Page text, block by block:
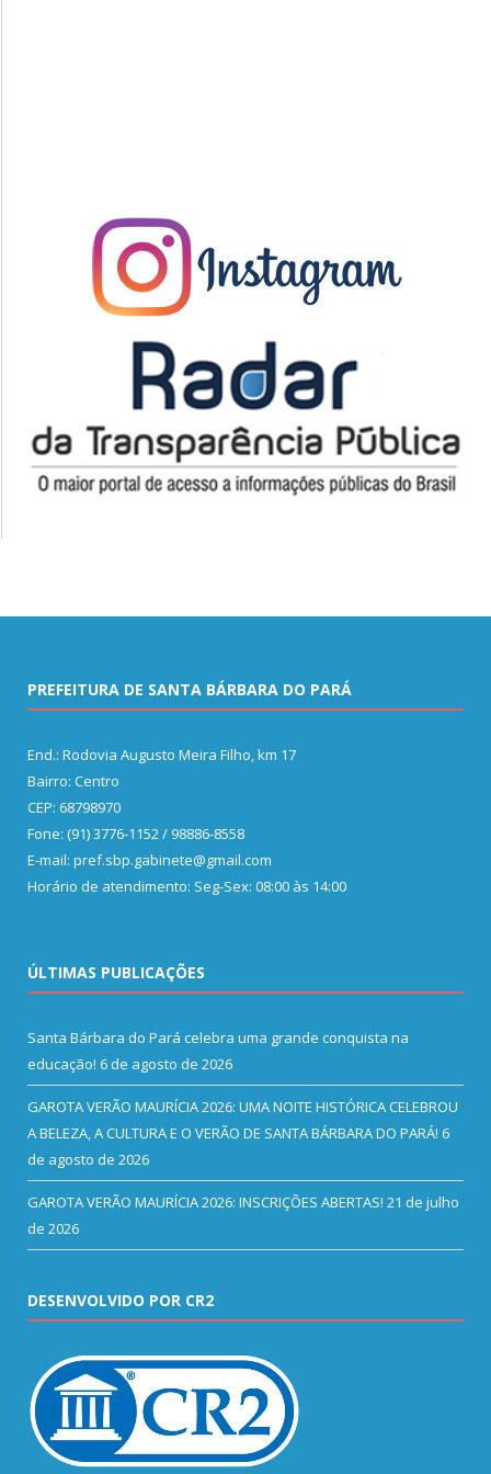
PREFEITURA DE SANTA BÁRBARA DO PARÁ
End.: Rodovia Augusto Meira Filho, km 17
Bairro: Centro
CEP: 68798970
Fone: (91) 3776-1152 / 98886-8558
E-mail: pref.sbp.gabinete@gmail.com
Horário de atendimento: Seg-Sex: 08:00 às 14:00
ÚLTIMAS PUBLICAÇÕES
Santa Bárbara do Pará celebra uma grande conquista na
educação! 6 de agosto de 2026
GAROTA VERÃO MAURÍCIA 2026: UMA NOITE HISTÓRICA CELEBROU
A BELEZA, A CULTURA E O VERÃO DE SANTA BÁRBARA DO PARÁ! 6
de agosto de 2026
GAROTA VERÃO MAURÍCIA 2026: INSCRIÇÕES ABERTAS! 21 de julho
de 2026
DESENVOLVIDO POR CR2